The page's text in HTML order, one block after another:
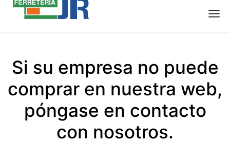
Si su empresa no puede
comprar en nuestra web,
póngase en contacto
con nosotros.